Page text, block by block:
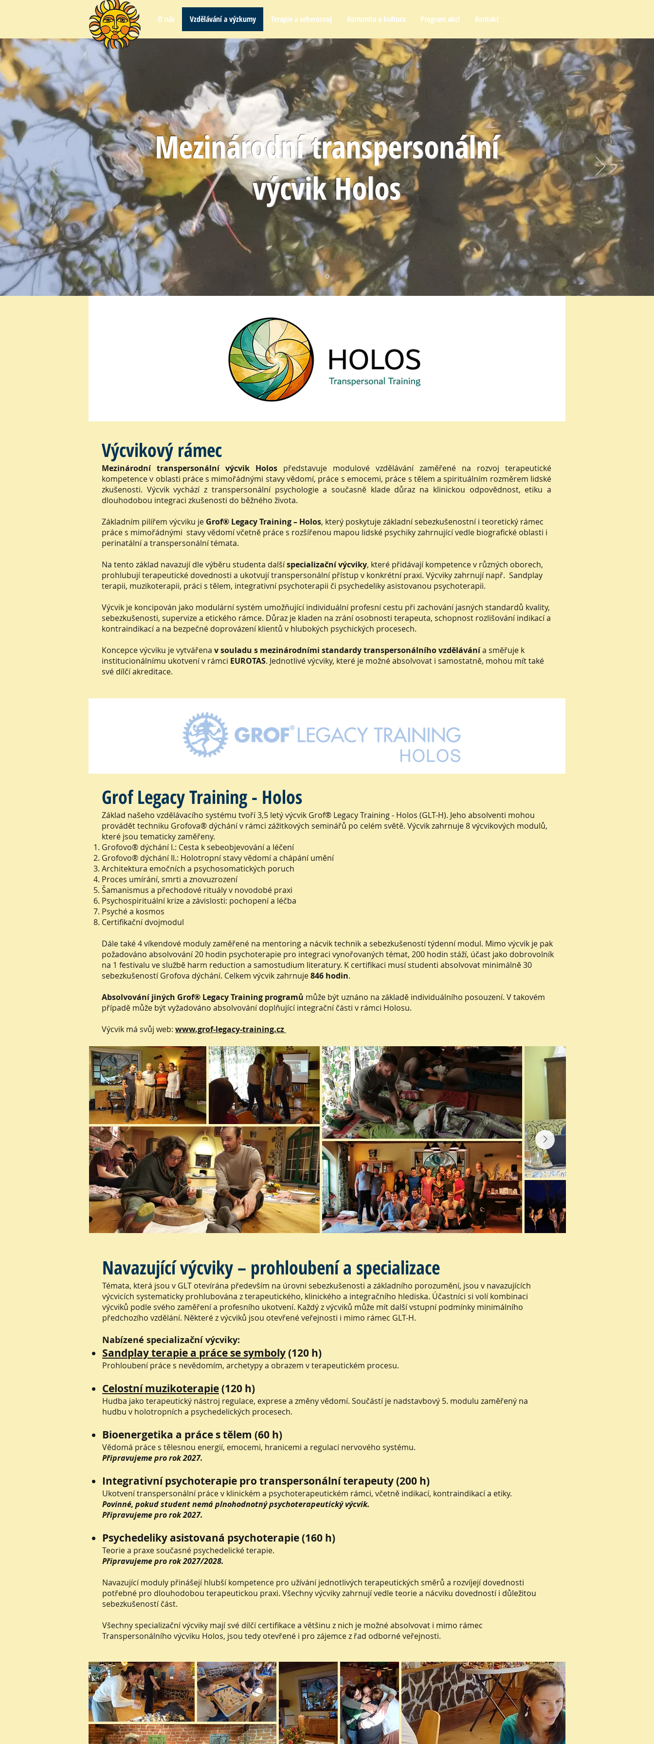
O nás Vzdělávání a výzkumy Terapie a seberozvoj Komunita a kultura Program akcí Kontakt
Mezinárodní transpersonální
výcvik Holos
Výcvikový rámec
Mezinárodní transpersonální výcvik Holos představuje modulové vzdělávání zaměřené na rozvoj terapeutické
kompetence v oblasti práce s mimořádnými stavy vědomí, práce s emocemi, práce s tělem a spirituálním rozměrem lidské
zkušenosti. Výcvik vychází z transpersonální psychologie a současně klade důraz na klinickou odpovědnost, etiku a
dlouhodobou integraci zkušenosti do běžného života.
Základním pilířem výcviku je Grof® Legacy Training – Holos, který poskytuje základní sebezkušenostní i teoretický rámec
práce s mimořádnými stavy vědomí včetně práce s rozšířenou mapou lidské psychiky zahrnující vedle biografické oblasti i
perinatální a transpersonální témata.
Na tento základ navazují dle výběru studenta dalšíspecializační výcviky, které přidávají kompetence v různých oborech,
prohlubují terapeutické dovednosti a ukotvují transpersonální přístup v konkrétní praxi. Výcviky zahrnují např. Sandplay
terapii, muzikoterapii, práci s tělem, integrativní psychoterapii či psychedeliky asistovanou psychoterapii.
Výcvik je koncipován jako modulární systém umožňující individuální profesní cestu při zachování jasných standardů kvality,
sebezkušenosti, supervize a etického rámce. Důraz je kladen na zrání osobnosti terapeuta, schopnost rozlišování indikací a
kontraindikací a na bezpečné doprovázení klientů v hlubokých psychických procesech.
Koncepce výcviku je vytvářena v souladu s mezinárodními standardy transpersonálního vzdělávánía směřuje k
institucionálnímu ukotvení v rámci EUROTAS. Jednotlivé výcviky, které je možné absolvovat i samostatně, mohou mít také
své dílčí akreditace.
Grof Legacy Training - Holos
Základ našeho vzdělávacího systému tvoří 3,5 letý výcvik Grof® Legacy Training - Holos (GLT-H). Jeho absolventi mohou
provádět techniku Grofova® dýchání v rámci zážitkových seminářů po celém světě. Výcvik zahrnuje 8 výcvikových modulů,
které jsou tematicky zaměřeny.
Grofovo® dýchání I.: Cesta k sebeobjevování a léčení
Grofovo® dýchání II.: Holotropní stavy vědomí a chápání umění
Architektura emočních a psychosomatických poruch
Proces umírání, smrti a znovuzrození
Šamanismus a přechodové rituály v novodobé praxi
Psychospirituální krize a závislosti: pochopení a léčba
Psyché a kosmos
Certifikační dvojmodul
Dále také 4 víkendové moduly zaměřené na mentoring a nácvik technik a sebezkušeností týdenní modul. Mimo výcvik je pak
požadováno absolvování 20 hodin psychoterapie pro integraci vynořovaných témat, 200 hodin stáží, účast jako dobrovolník
na 1 festivalu ve službě harm reduction a samostudium literatury. K certifikaci musí studenti absolvovat minimálně 30
sebezkušeností Grofova dýchání. Celkem výcvik zahrnuje846 hodin.
Absolvování jiných Grof® Legacy Training programů může být uznáno na základě individuálního posouzení. V takovém
případě může být vyžadováno absolvování doplňující integrační části v rámci Holosu.
Výcvik má svůj web: www.grof-legacy-training.cz
Navazující výcviky – prohloubení a specializace
Témata, která jsou v GLT otevírána především na úrovni sebezkušenosti a základního porozumění, jsou v navazujících
výcvicích systematicky prohlubována z terapeutického, klinického a integračního hlediska. Účastníci si volí kombinaci
výcviků podle svého zaměření a profesního ukotvení. Každý z výcviků může mít další vstupní podmínky minimálního
předchozího vzdělání. Některé z výcviků jsou otevřené veřejnosti i mimo rámec GLT-H.
Nabízené specializační výcviky:
Sandplay terapie a práce se symboly(120 h)
Prohloubení práce s nevědomím, archetypy a obrazem v terapeutickém procesu.
Celostní muzikoterapie(120 h)
Hudba jako terapeutický nástroj regulace, exprese a změny vědomí. Součástí je nadstavbový 5. modulu zaměřený na
hudbu v holotropních a psychedelických procesech.
Bioenergetika a práce s tělem (60 h)
Vědomá práce s tělesnou energií, emocemi, hranicemi a regulací nervového systému.
Připravujeme pro rok 2027.
Integrativní psychoterapie pro transpersonální terapeuty (200 h)
Ukotvení transpersonální práce v klinickém a psychoterapeutickém rámci, včetně indikací, kontraindikací a etiky.
Povinné, pokud student nemá plnohodnotný psychoterapeutický výcvik.
Připravujeme pro rok 2027.
Psychedeliky asistovaná psychoterapie (160 h)
Teorie a praxe současné psychedelické terapie.
Připravujeme pro rok 2027/2028.
Navazující moduly přinášejí hlubší kompetence pro užívání jednotlivých terapeutických směrů a rozvíjejí dovednosti
potřebné pro dlouhodobou terapeutickou praxi. Všechny výcviky zahrnují vedle teorie a nácviku dovedností i důležitou
sebezkušeností část.
Všechny specializační výcviky mají své dílčí certifikace a většinu z nich je možné absolvovat i mimo rámec
Transpersonálního výcviku Holos, jsou tedy otevřené i pro zájemce z řad odborné veřejnosti.